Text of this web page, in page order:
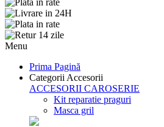
Menu
Prima Pagină
Categorii Accesorii
ACCESORII CAROSERIE
Kit reparatie praguri
Masca gril